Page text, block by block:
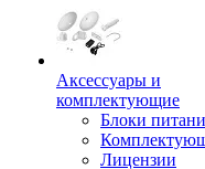
Аксессуары и
комплектующие
Блоки
Лицензии